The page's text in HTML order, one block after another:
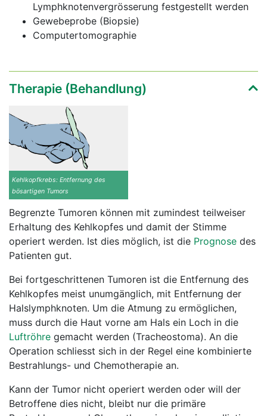
Lymphknotenvergrösserung festgestellt werden
Gewebeprobe (Biopsie)
Computertomographie
Therapie (Behandlung)
Kehlkopfkrebs: Entfernung des
bösartigen Tumors
Begrenzte Tumoren können mit zumindest teilweiser
Erhaltung des Kehlkopfes und damit der Stimme
operiert werden. Ist dies möglich, ist die Prognose des
Patienten gut.
Bei fortgeschrittenen Tumoren ist die Entfernung des
Kehlkopfes meist unumgänglich, mit Entfernung der
Halslymphknoten. Um die Atmung zu ermöglichen,
muss durch die Haut vorne am Hals ein Loch in die
Luftröhre gemacht werden (Tracheostoma). An die
Operation schliesst sich in der Regel eine kombinierte
Bestrahlungs- und Chemotherapie an.
Kann der Tumor nicht operiert werden oder will der
Betroffene dies nicht, bleibt nur die primäre